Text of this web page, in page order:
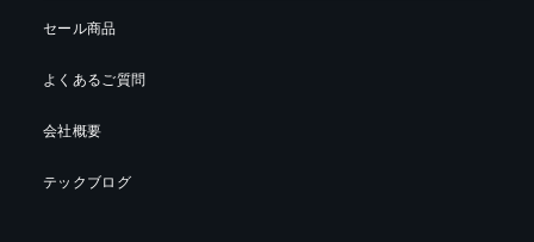
セール商品
よくあるご質問
会社概要
テックブログ